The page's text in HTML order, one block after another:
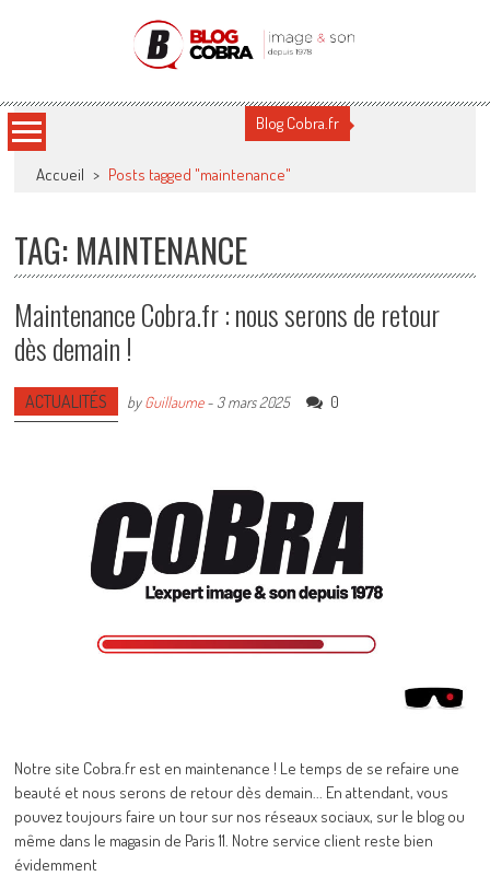
Blog Cobra
Blog Cobra.fr
Accueil > Posts tagged "maintenance"
TAG: MAINTENANCE
Maintenance Cobra.fr : nous serons de retour
dès demain !
ACTUALITÉS byGuillaume- 3 mars 2025 0
Notre site Cobra.fr est en maintenance ! Le temps de se refaire une
beauté et nous serons de retour dès demain... En attendant, vous
pouvez toujours faire un tour sur nos réseaux sociaux, sur le blog ou
même dans le magasin de Paris 11. Notre service client reste bien
évidemment